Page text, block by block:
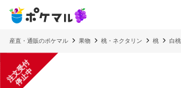
産直・通販のポケマル 果物 桃・ネクタリン 桃 白桃
注
文
受
付
停
止
中